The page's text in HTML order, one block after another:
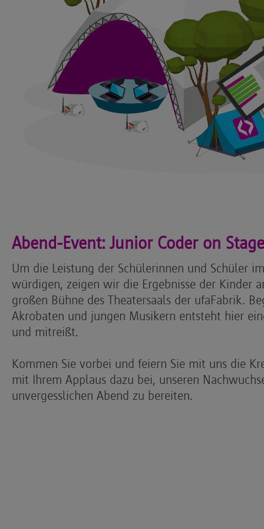
Abend-Event: Junior Coder on Stage
Um die Leistung der Schülerinnen und Schüler
würdigen, zeigen wir die Ergebnisse der Kinder
großen Bühne des Theatersaals der ufaFabrik.
Akrobaten und jungen Musikern entsteht hier
und mitreißt.
Kommen Sie vorbei und feiern Sie mit uns die
mit Ihrem Applaus dazu bei, unseren
unvergesslichen Abend zu bereiten.